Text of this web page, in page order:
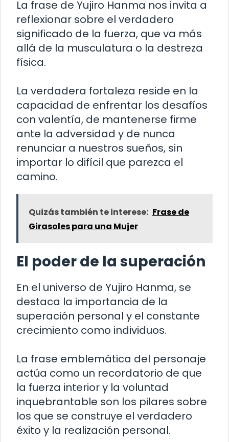
La frase de Yujiro Hanma nos invita a
reflexionar sobre el verdadero
significado de la fuerza, que va más
allá de la musculatura o la destreza
física.
La verdadera fortaleza reside en la
capacidad de enfrentar los desafíos
con valentía, de mantenerse firme
ante la adversidad y de nunca
renunciar a nuestros sueños, sin
importar lo difícil que parezca el
camino.
Quizás también te interese: Frase de
Girasoles para una Mujer
El poder de la superación
En el universo de Yujiro Hanma, se
destaca la importancia de la
superación personal y el constante
crecimiento como individuos.
La frase emblemática del personaje
actúa como un recordatorio de que
la fuerza interior y la voluntad
inquebrantable son los pilares sobre
los que se construye el verdadero
éxito y la realización personal.